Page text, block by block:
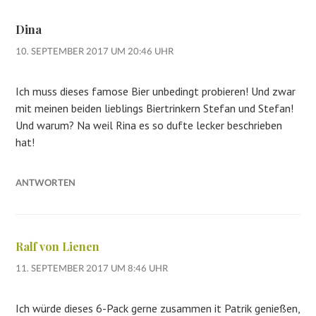
Dina
10. SEPTEMBER 2017 UM 20:46 UHR
Ich muss dieses famose Bier unbedingt probieren! Und zwar
mit meinen beiden lieblings Biertrinkern Stefan und Stefan!
Und warum? Na weil Rina es so dufte lecker beschrieben
hat!
ANTWORTEN
Ralf von Lienen
11. SEPTEMBER 2017 UM 8:46 UHR
Ich würde dieses 6-Pack gerne zusammen it Patrik genießen,